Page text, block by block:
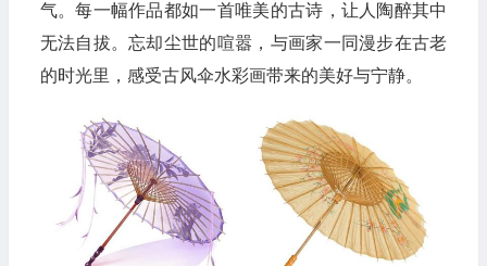
气。每一幅作品都如一首唯美的古诗，让人陶醉其中
无法自拔。忘却尘世的喧嚣，与画家一同漫步在古老
的时光里，感受古风伞水彩画带来的美好与宁静。